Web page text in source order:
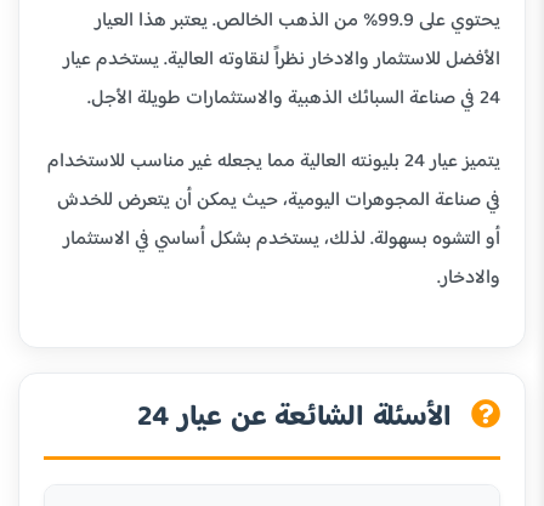
يحتوي على 99.9% من الذهب الخالص. يعتبر هذا العيار
الأفضل للاستثمار والادخار نظراً لنقاوته العالية. يستخدم عيار
24 في صناعة السبائك الذهبية والاستثمارات طويلة الأجل.
يتميز عيار 24 بليونته العالية مما يجعله غير مناسب للاستخدام
في صناعة المجوهرات اليومية، حيث يمكن أن يتعرض للخدش
أو التشوه بسهولة. لذلك، يستخدم بشكل أساسي في الاستثمار
والادخار.
الأسئلة الشائعة عن عيار 24